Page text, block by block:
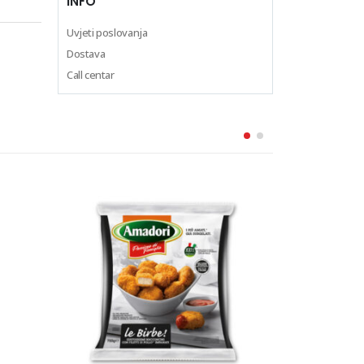
Uvjeti poslovanja
Dostava
Call centar
TJESTENINA FARFALLE n.65
500 g
BARILLA
1.69€/kom